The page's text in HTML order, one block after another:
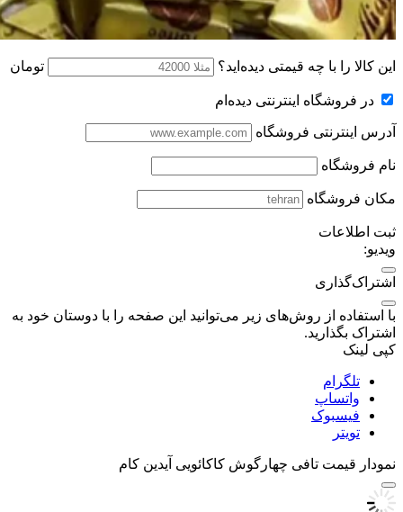
این کالا را با چه قیمتی دیده‌اید؟ تومان
در فروشگاه اینترنتی دیده‌ام
آدرس اینترنتی فروشگاه
نام فروشگاه
مکان فروشگاه
ثبت اطلاعات
ویدیو:
اشتراک‌گذاری
با استفاده از روش‌های زیر می‌توانید این صفحه را با دوستان خود به
اشتراک بگذارید.
کپی لینک
تلگرام
واتساپ
فیسبوک
تویتر
نمودار قیمت تافی چهارگوش کاکائویی آیدین کام